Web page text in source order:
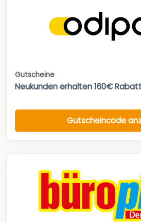
Gutscheine
Neukunden erhalten 160€
Gutscheincode